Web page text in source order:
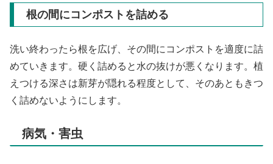
根の間にコンポストを詰める
洗い終わったら根を広げ、その間にコンポストを適度に詰
めていきます。硬く詰めると水の抜けが悪くなります。植
えつける深さは新芽が隠れる程度として、そのあともきつ
く詰めないようにします。
病気・害虫